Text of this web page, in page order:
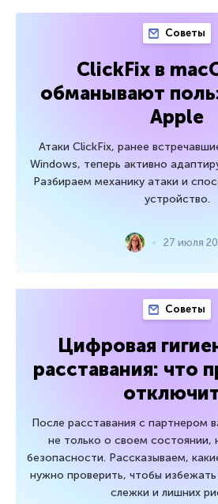
Советы
ClickFix в
обманывают
Apple
Атаки ClickFix, ранее
Windows, теперь активно
Разбираем механику атаки и
устройство.
27 июля
Советы
Цифровая
расставания: что
После расставания с партнером
не только о своем
безопасности. Рассказываем,
нужно проверить, чтобы избежать
слежки и лишних